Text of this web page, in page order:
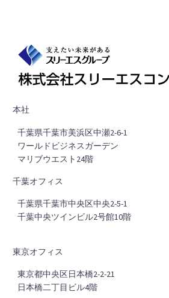
本社
千葉県千葉市美浜区中瀬2-6-1
ワールドビジネスガーデン
マリブウエスト24階
千葉オフィス
千葉県千葉市中央区中央2-5-1
千葉中央ツインビル2号館10階
東京オフィス
東京都中央区日本橋2-2-21
日本橋二丁目ビル4階